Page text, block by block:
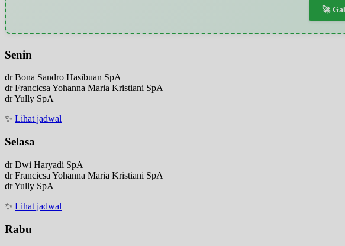
🚀
Senin
dr Bona Sandro Hasibuan SpA
dr Francicsa Yohanna Maria Kristiani SpA
dr Yully SpA
✨ Lihat jadwal
Selasa
dr Dwi Haryadi SpA
dr Francicsa Yohanna Maria Kristiani SpA
dr Yully SpA
✨ Lihat jadwal
Rabu